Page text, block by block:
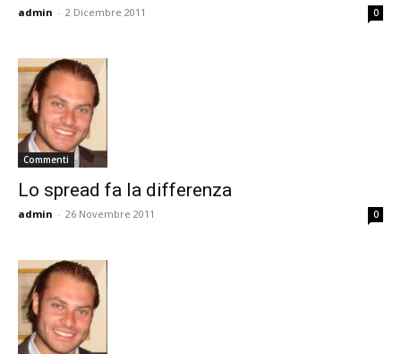
admin - 2 Dicembre 2011 0
Commenti
Lo spread fa la differenza
admin - 26 Novembre 2011 0